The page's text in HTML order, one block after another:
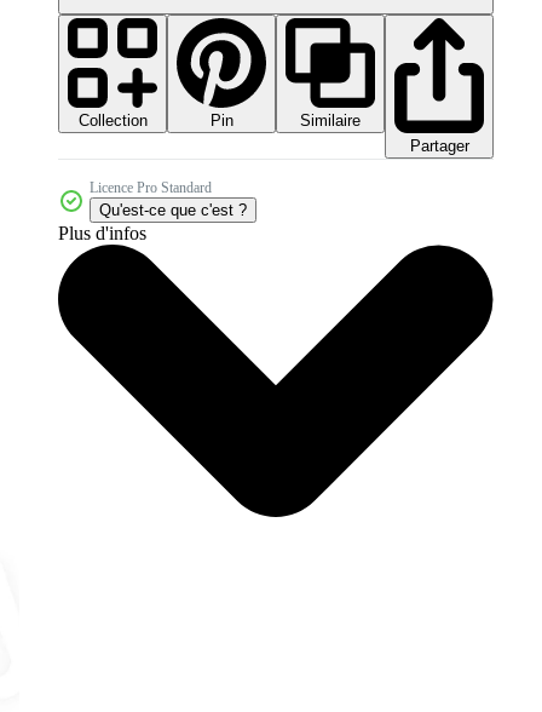
Collection Pin
Similaire
Partager
Licence Pro Standard
Qu'est-ce que c'est ?
Plus d'infos